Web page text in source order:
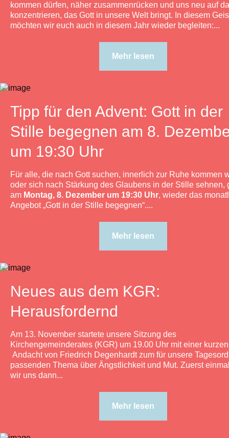
kommen dürfen, näher zusammenrücken und uns neu auf
konzentrieren, das Gott in unsere Welt bringt. In diesem
möchten wir euch auch in diesem Jahr wieder begleiten:...
Mehr lesen
Tipp für den Advent: Gott in der
Stille begegnen am 8.
um 19:30 Uhr
Für alle, die nach Gott suchen, innerlich zur Ruhe kommen
oder sich nach Stärkung des Glaubens in der Stille sehnen,
am Montag, 8. Dezember um 19:30 Uhr, wieder das
Angebot „Gott in der Stille begegnen“....
Mehr lesen
Neues aus dem KGR:
Herausfordernd
Am 13. November startete unsere Sitzung des
Kirchengemeinderates (KGR) um 19.00 Uhr mit einer kurzen
Andacht von Friedrich Degenhardt zum für unsere
passenden Thema über Ängstlichkeit und Mut. Zuerst
wir uns dann...
Mehr lesen